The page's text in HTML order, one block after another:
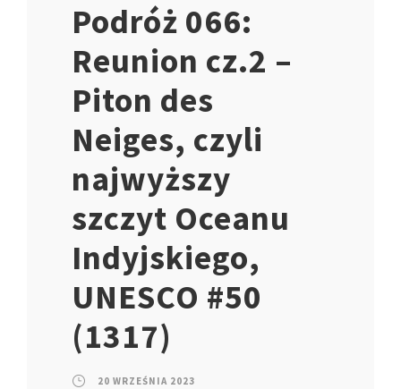
Podróż 066:
Reunion cz.2 –
Piton des
Neiges, czyli
najwyższy
szczyt Oceanu
Indyjskiego,
UNESCO #50
(1317)
20 WRZEŚNIA 2023